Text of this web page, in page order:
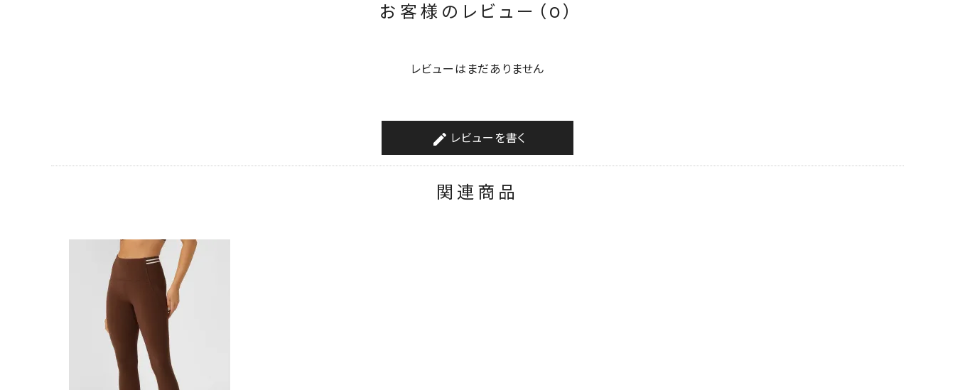
お客様のレビュー（0）
レビューはまだありません
create レビューを書く
関連商品